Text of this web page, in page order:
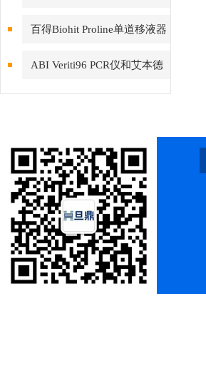
百得Biohit Proline单道移液器
ABI Veriti96 PCR仪和艾本德
pcr 区别